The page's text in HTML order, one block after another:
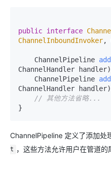
public interface
ChannelInboundInvoker,
    ChannelPipeline
ChannelHandler handler)
    ChannelPipeline
ChannelHandler handler)
// 其他方法省略...
ChannelPipeline 定义了添加处
t ，这些方法允许用户在管道的